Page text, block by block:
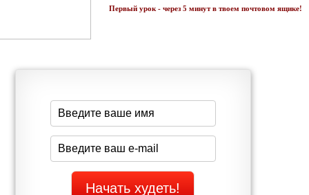
Еще рецепты
середине дня?
Нет
Телефоны службы поддержки